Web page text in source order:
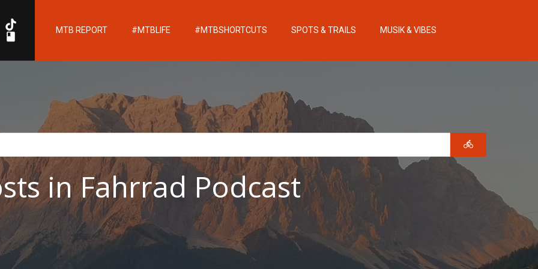
MTB REPORT #MTBLIFE #MTBSHORTCUTS SPOTS & TRAILS MUSIK & VIBES
in Fahrrad Podcast